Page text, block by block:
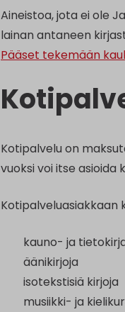
Aineistoa, jota ei ole
lainan antaneen
Pääset tekemään
Kotipalvelu on
vuoksi voi itse asioida
Kotipalveluasiakkaan
kauno- ja
äänikirjoja
isotekstisiä kirjoja
musiikki- ja